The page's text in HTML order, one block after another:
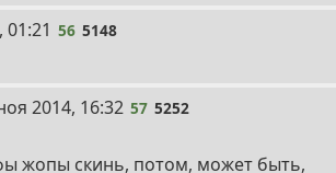
01:21 56 5148
2014, 16:32 57 5252
жопы скинь, потом, может быть,